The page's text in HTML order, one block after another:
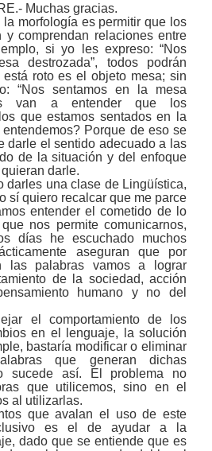
Muchas gracias.
la morfología es permitir que los
y comprendan relaciones entre
si yo les expreso: “Nos
destrozada”, todos podrán
roto es el objeto mesa; sin
“Nos sentamos en la mesa
van a entender que los
que estamos sentados en la
Porque de eso se
darle el sentido adecuado a las
de la situación y del enfoque
darle.
darles una clase de Lingüística,
sí quiero recalcar que me parce
entender el cometido de lo
nos permite comunicarnos,
días he escuchado muchos
aseguran que por
las palabras vamos a lograr
de la sociedad, acción
humano y no del
el comportamiento de los
en el lenguaje, la solución
bastaría modificar o eliminar
que generan dichas
sucede así. El problema no
que utilicemos, sino en el
al utilizarlas.
que avalan el uso de este
es el de ayudar a la
dado que se entiende que es